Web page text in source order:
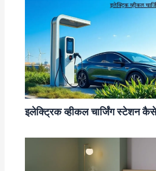
इलेक्ट्रिक व्हीकल चार्जिंग स्टेशन